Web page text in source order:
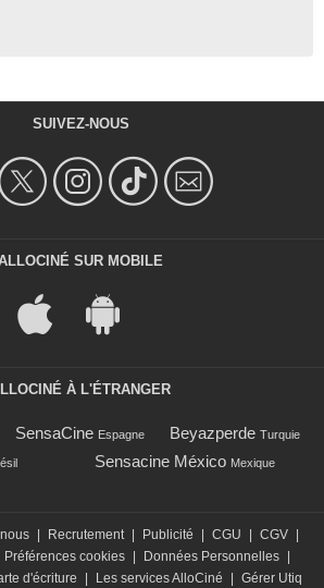
SUIVEZ-NOUS
SUR MOBILE
À L'ÉTRANGER
SensaCine Espagne Beyazperde Turquie
Sensacine México Mexique
| Recrutement | Publicité | CGU | CGV |
Préférences cookies | Données Personnelles |
d'écriture | Les services AlloCiné | Gérer Utiq